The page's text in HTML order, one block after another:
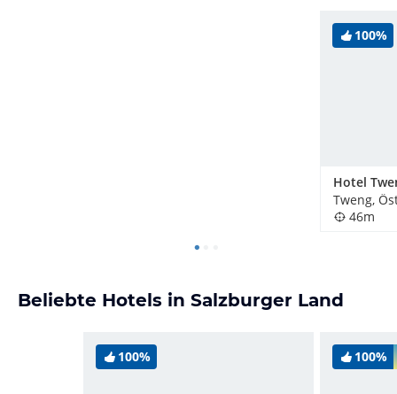
100%
Hotel
Tweng,
46m
Beliebte Hotels in Salzburger Land
100% 100%